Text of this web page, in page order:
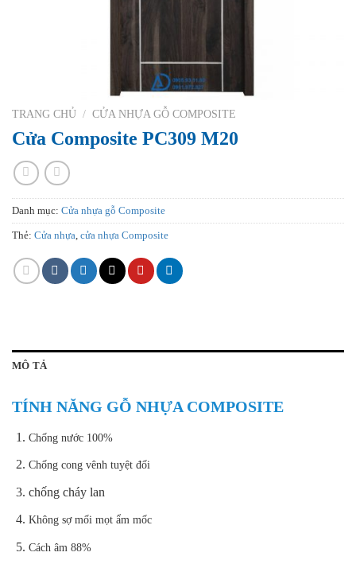
TRANG CHỦ / CỬA NHỰA GỖ COMPOSITE
Cửa Composite PC309 M20
Danh mục: Cửa nhựa gỗ Composite
Thẻ: Cửa nhựa, cửa nhựa Composite
MÔ TẢ
TÍNH NĂNG GỖ NHỰA COMPOSITE
Chống nước 100%
Chống cong vênh tuyệt đối
chống cháy lan
Không sợ mối mọt ẩm mốc
Cách âm 88%